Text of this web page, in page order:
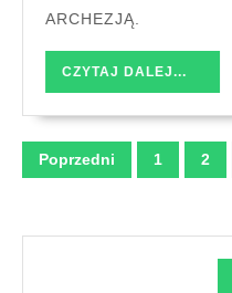
ARCHEZJĄ.
CZYTAJ DALEJ...
Stronicowanie
wpisów
Poprzedni 1 2